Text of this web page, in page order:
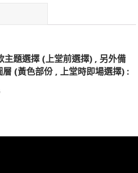
主題選擇 (上堂前選擇) , 另外備
(黃色部份 , 上堂時即場選擇) :